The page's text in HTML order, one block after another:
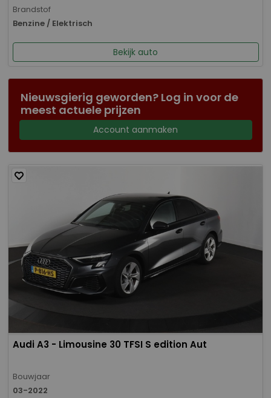
Brandstof
Benzine / Elektrisch
Bekijk auto
Nieuwsgierig geworden? Log in voor de
meest actuele prijzen
Account aanmaken
Audi A3 - Limousine 30 TFSI S edition Aut
Bouwjaar
03-2022